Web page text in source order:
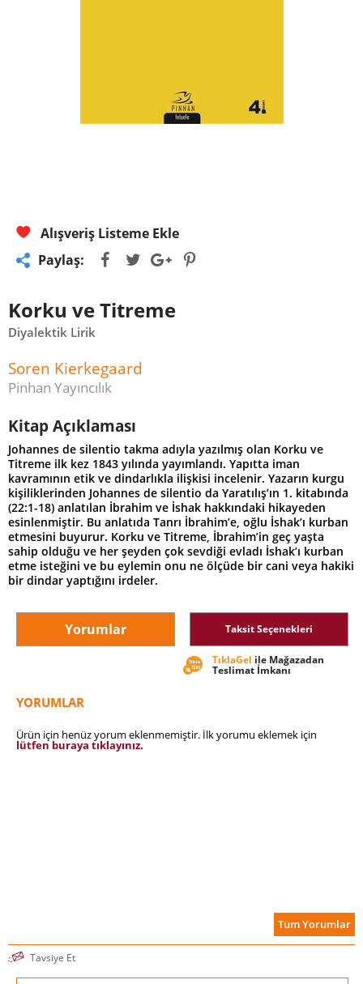
Alışveriş Listeme Ekle
Paylaş:
Korku ve Titreme
Diyalektik Lirik
Soren Kierkegaard
Pinhan Yayıncılık
Kitap Açıklaması
Johannes de silentio takma adıyla yazılmış olan Korku ve
Titreme ilk kez 1843 yılında yayımlandı. Yapıtta iman
kavramının etik ve dindarlıkla ilişkisi incelenir. Yazarın kurgu
kişiliklerinden Johannes de silentio da Yaratılış’ın 1. kitabında
(22:1-18) anlatılan İbrahim ve İshak hakkındaki hikayeden
esinlenmiştir. Bu anlatıda Tanrı İbrahim’e, oğlu İshak’ı kurban
etmesini buyurur. Korku ve Titreme, İbrahim’in geç yaşta
sahip olduğu ve her şeyden çok sevdiği evladı İshak’ı kurban
etme isteğini ve bu eylemin onu ne ölçüde bir cani veya hakiki
bir dindar yaptığını irdeler.
Yorumlar Taksit Seçenekleri
TıklaGel ile Mağazadan
Teslimat İmkanı
YORUMLAR
Ürün için henüz yorum eklenmemiştir. İlk yorumu eklemek için
lütfen buraya tıklayınız.
Tüm Yorumlar
Tavsiye Et